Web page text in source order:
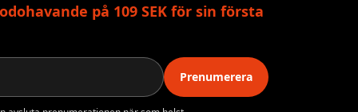
på 109 SEK för sin första
Prenumerera